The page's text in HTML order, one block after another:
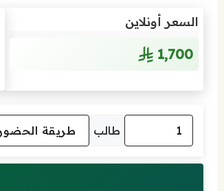
السعر أونلاين
1٬700
طالب